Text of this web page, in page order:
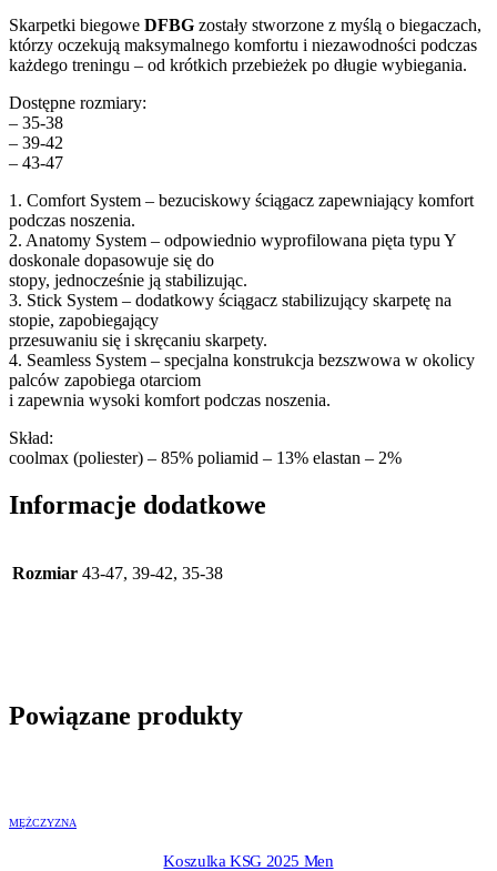
Skarpetki biegowe DFBG zostały stworzone z myślą o biegaczach,
którzy oczekują maksymalnego komfortu i niezawodności podczas
każdego treningu – od krótkich przebieżek po długie wybiegania.
Dostępne rozmiary:
– 35-38
– 39-42
– 43-47
1. Comfort System – bezuciskowy ściągacz zapewniający komfort
podczas noszenia.
2. Anatomy System – odpowiednio wyprofilowana pięta typu Y
doskonale dopasowuje się do
stopy, jednocześnie ją stabilizując.
3. Stick System – dodatkowy ściągacz stabilizujący skarpetę na
stopie, zapobiegający
przesuwaniu się i skręcaniu skarpety.
4. Seamless System – specjalna konstrukcja bezszwowa w okolicy
palców zapobiega otarciom
i zapewnia wysoki komfort podczas noszenia.
Skład:
coolmax (poliester) – 85% poliamid – 13% elastan – 2%
Informacje dodatkowe
Rozmiar 43-47, 39-42, 35-38
Powiązane produkty
MĘŻCZYZNA
Koszulka KSG 2025 Men